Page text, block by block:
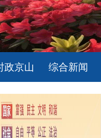
政京山 综合新闻